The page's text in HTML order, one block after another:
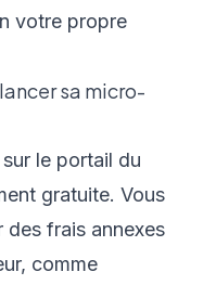
votre propre
sa micro-
le portail du
gratuite. Vous
frais annexes
comme